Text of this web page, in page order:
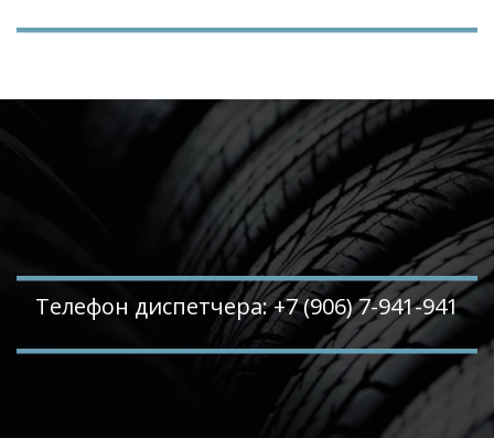
Телефон диспетчера: +7 (906) 7-941-941